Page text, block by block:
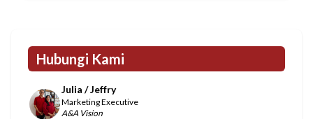
Hubungi Kami
Julia / Jeffry
Marketing Executive
A&A Vision